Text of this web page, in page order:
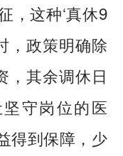
，这种‘真休9
，政策明确除
，其余调休日
守岗位的医
得到保障，少